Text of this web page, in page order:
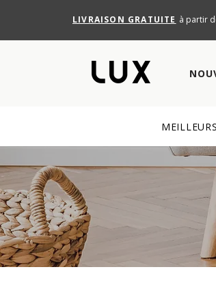
LIVRAISON GRATUITE à partir